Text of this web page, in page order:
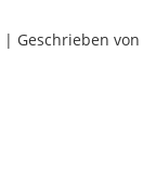
| Geschrieben von